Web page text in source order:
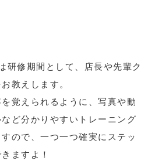
研修期間として、店長や先輩ク
教えします。
覚えられるように、写真や動
ど分かりやすいトレーニング
ので、一つ一つ確実にステッ
ますよ！